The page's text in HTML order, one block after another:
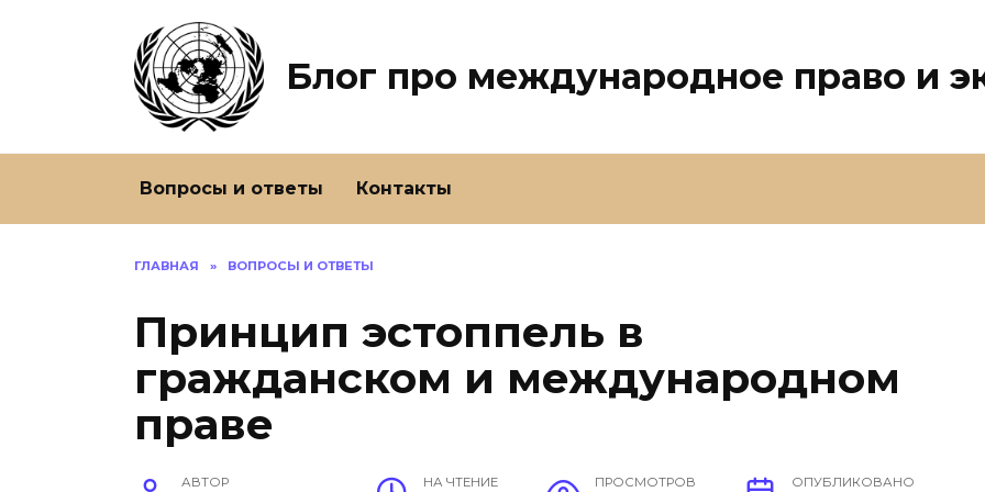
Блог про международное право и
Вопросы и ответы Контакты
ГЛАВНАЯ » ВОПРОСЫ И ОТВЕТЫ
Принцип эстоппель в
гражданском и международном
праве
АВТОР НА ЧТЕНИЕ ПРОСМОТРОВ ОПУБЛИКОВАНО